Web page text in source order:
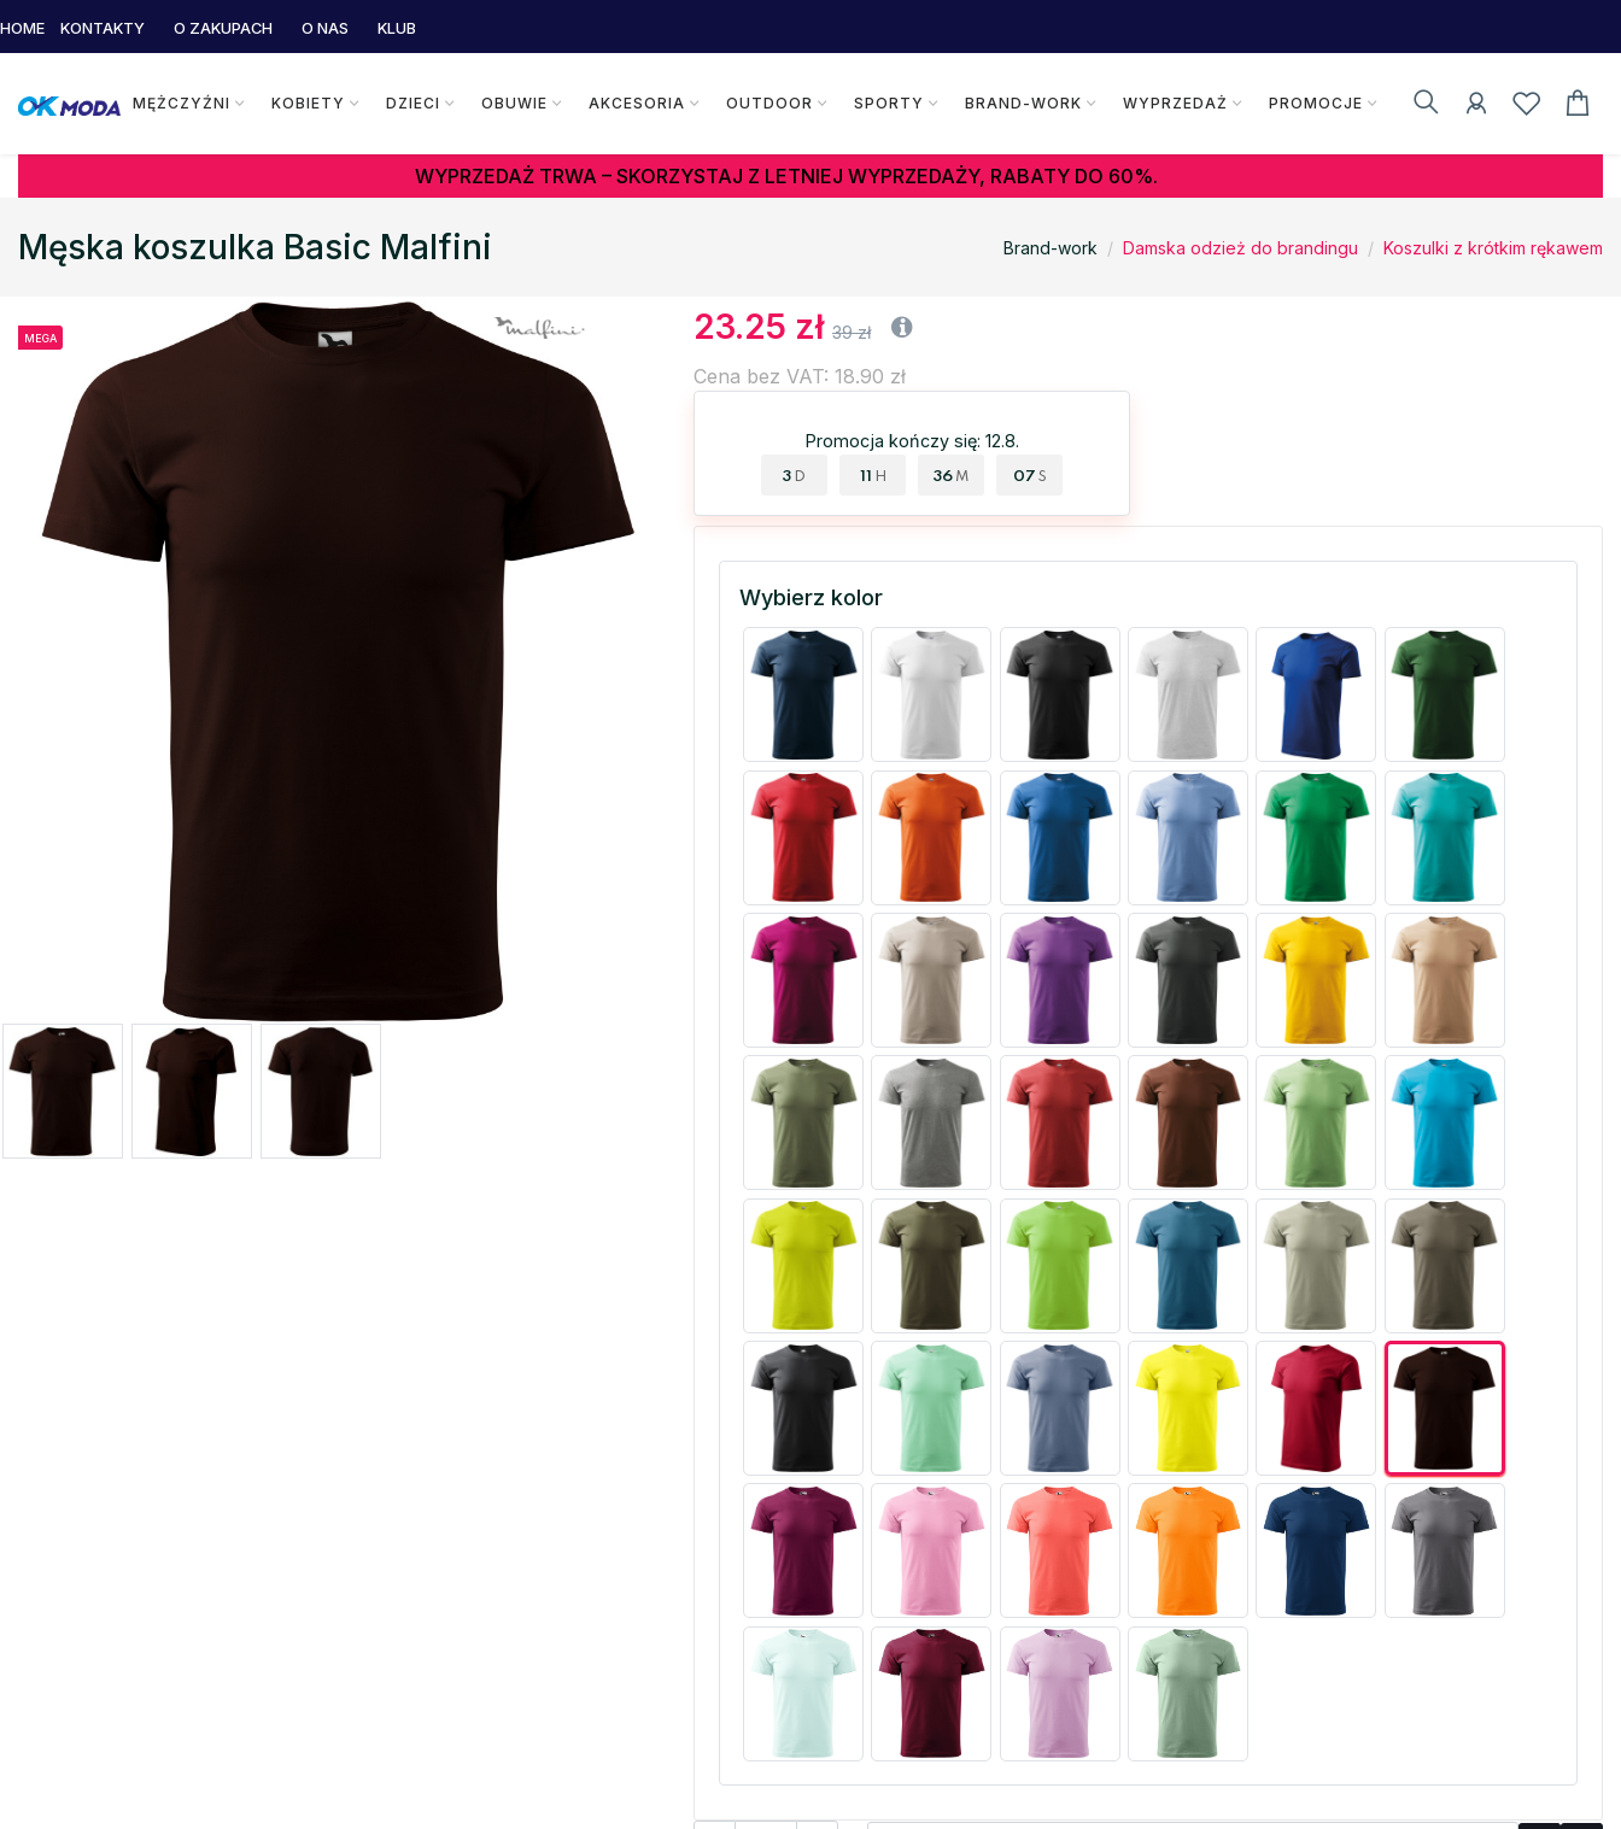
HOME KONTAKTY O ZAKUPACH O NAS KLUB
MĘŻCZYŹNI KOBIETY DZIECI OBUWIE AKCESORIA OUTDOOR SPORTY BRAND-WORK WYPRZEDAŻ PROMOCJE
WYPRZEDAŻ TRWA – SKORZYSTAJ Z LETNIEJ WYPRZEDAŻY, RABATY DO 60%.
Męska koszulka Basic Malfini Brand-work Damska odzież do brandingu Koszulki z krótkim rękawem
MEGA 23.25 zł 39 zł
Cena bez VAT: 18.90 zł
Promocja kończy się: 12.8.
3 D 11 H 36 M 06 S
Wybierz kolor